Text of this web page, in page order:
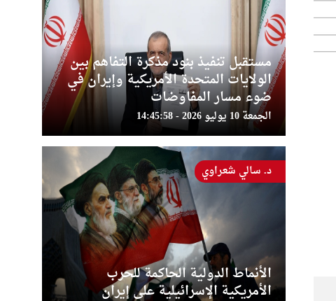
مستقبل تنفيذ بنود مذكرة التفاهم بين
الولايات المتحدة الأمريكية وإيران في
ضوء مسار المفاوضات
الجمعة 10 يوليو 2026 - 14:45:58
الأنماط الدولية الحاكمة للحرب
الأمريكية الإسرائيلية على إيران
د. سالي شعراوي